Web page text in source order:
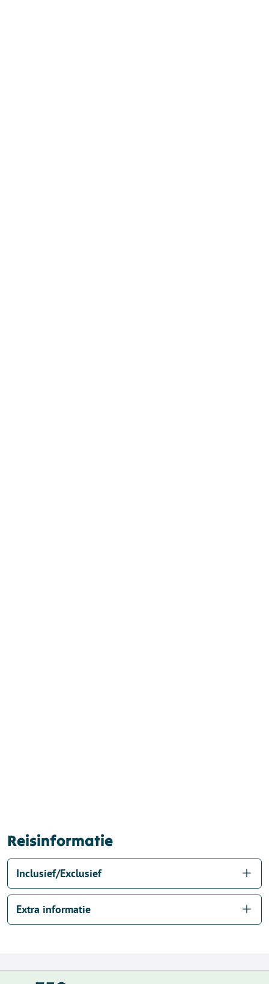
Reisinformatie
Inclusief/Exclusief
Extra informatie